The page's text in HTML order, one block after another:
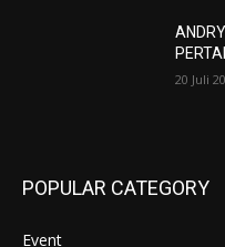
20 Juli
POPULAR CATEGORY
Event